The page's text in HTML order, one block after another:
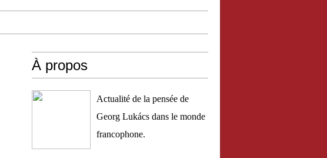
À propos
Actualité de la pensée de
Georg Lukács dans le monde
francophone.